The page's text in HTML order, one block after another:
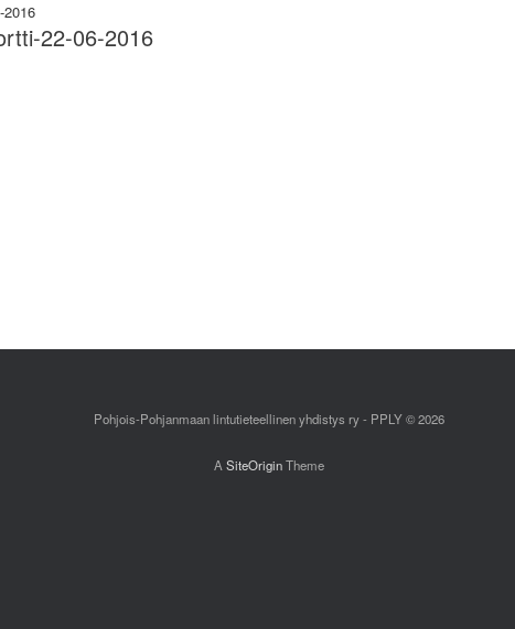
2016
22-06-2016
Pohjois-Pohjanmaan lintutieteellinen yhdistys ry - PPLY © 2026
A SiteOriginTheme